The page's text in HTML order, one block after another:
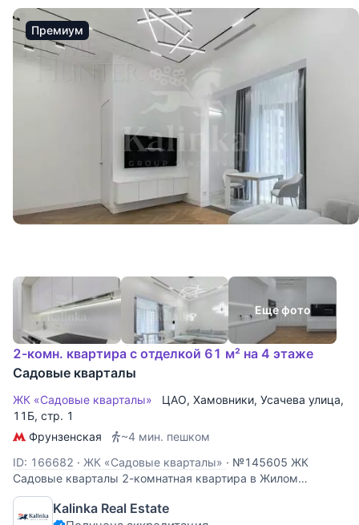
Премиум
Еще фото
2-комн. квартира с отделкой 61 м² на 4 этаже
Садовые кварталы
ЖК «Садовые кварталы» ЦАО, Хамовники, Усачева улица,
11Б, стр. 1
Фрунзенская
~4 мин. пешком
ID: 166682 · ЖК «Садовые кварталы» · №145605 ЖК
Садовые кварталы 2-комнатная квартира в Жилом
комплексе "Садовые кварталы" К 3.2 Планировочное
решение: просторная кухня-гостиная с выделенной зоной
Kalinka Real Estate